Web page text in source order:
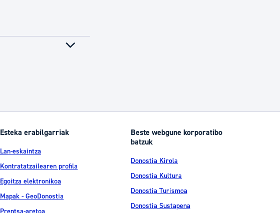
Esteka erabilgarriak
Lan-eskaintza
Kontratatzailearen profila
Egoitza elektronikoa
Mapak - GeoDonostia
Prentsa-aretoa
Beste webgune korporatibo
batzuk
Donostia Kirola
Donostia Kultura
Donostia Turismoa
Donostia Sustapena